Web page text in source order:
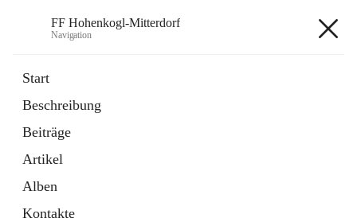
FF Hohenkogl-Mitterdorf
Navigation
Start
Beschreibung
Beiträge
Artikel
Alben
Kontakte
Artikel
in
Tab
LLZ Einsatzübersicht
öffnet
in
neuem
Tab